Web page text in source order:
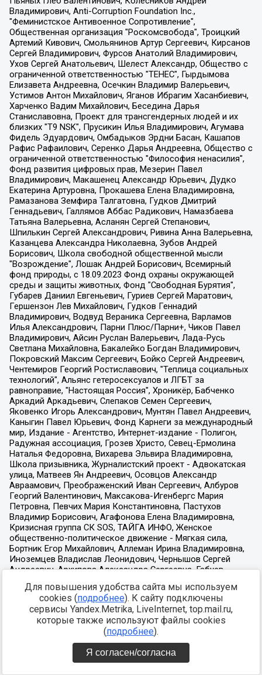
Для повышения удобства сайта мы используем
cookies (подробнее). К сайту подключены
сервисы Yandex.Metrika, LiveInternet, top.mail.ru,
которые также используют файлы cookies
(подробнее).
Я согласен/согласна